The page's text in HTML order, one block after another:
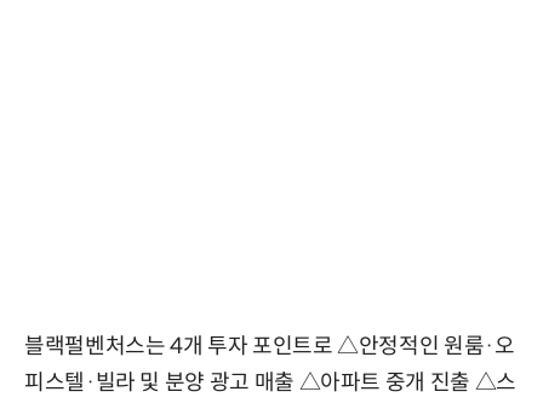
블랙펄벤처스는 4개 투자 포인트로 △안정적인 원룸·오
피스텔·빌라 및 분양 광고 매출 △아파트 중개 진출 △스